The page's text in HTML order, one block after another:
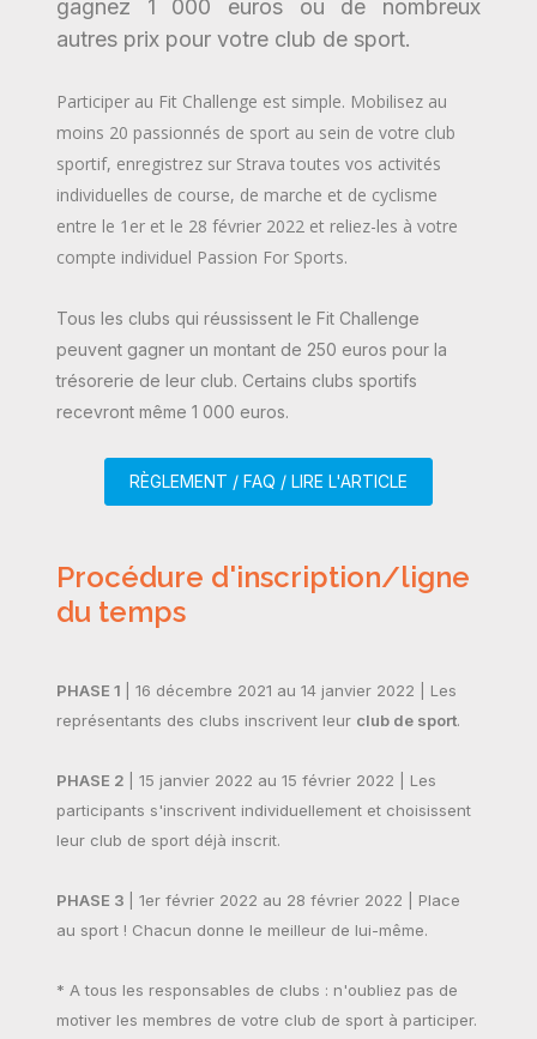
gagnez 1 000 euros ou de nombreux
autres prix pour votre club de sport.
Participer au Fit Challenge est simple. Mobilisez au
moins 20 passionnés de sport au sein de votre club
sportif, enregistrez sur Strava toutes vos activités
individuelles de course, de marche et de cyclisme
entre le 1er et le 28 février 2022 et reliez-les à votre
compte individuel Passion For Sports.
Tous les clubs qui réussissent le Fit Challenge
peuvent gagner un montant de 250 euros pour la
trésorerie de leur club. Certains clubs sportifs
recevront même 1 000 euros.
RÈGLEMENT / FAQ / LIRE L'ARTICLE
Procédure d'inscription/ligne
du temps
PHASE 1
| 16 décembre 2021 au 14 janvier 2022 | Les
représentants des clubs inscrivent leur club de sport.
PHASE 2
| 15 janvier 2022 au 15 février 2022 | Les
participants s'inscrivent individuellement et choisissent
leur club de sport déjà inscrit.
PHASE 3
| 1er février 2022 au 28 février 2022 | Place
au sport ! Chacun donne le meilleur de lui-même.
* A tous les responsables de clubs : n'oubliez pas de
motiver les membres de votre club de sport à participer.